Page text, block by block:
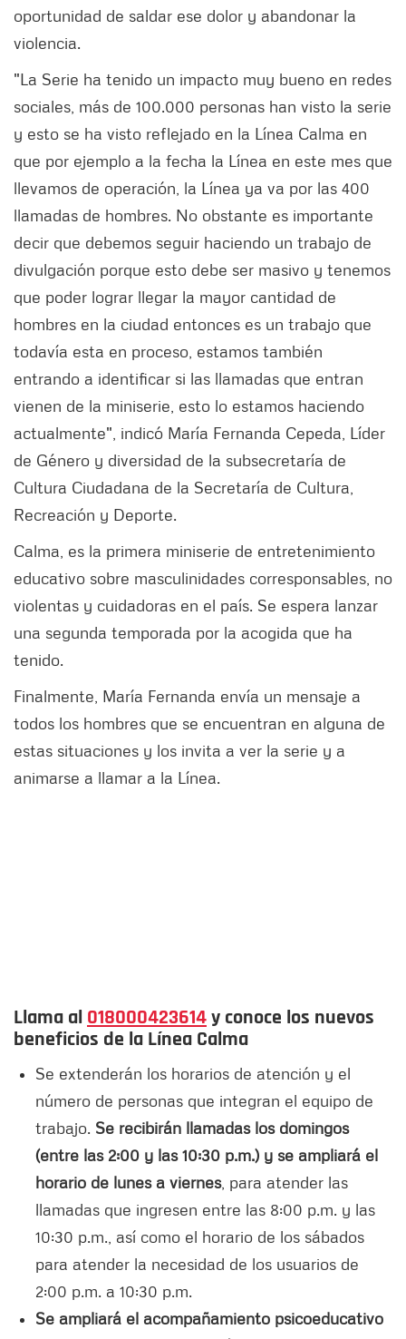
oportunidad de saldar ese dolor y abandonar la
violencia.
"La Serie ha tenido un impacto muy bueno en redes
sociales, más de 100.000 personas han visto la serie
y esto se ha visto reflejado en la Línea Calma en
que por ejemplo a la fecha la Línea en este mes que
llevamos de operación, la Línea ya va por las 400
llamadas de hombres. No obstante es importante
decir que debemos seguir haciendo un trabajo de
divulgación porque esto debe ser masivo y tenemos
que poder lograr llegar la mayor cantidad de
hombres en la ciudad entonces es un trabajo que
todavía esta en proceso, estamos también
entrando a identificar si las llamadas que entran
vienen de la miniserie, esto lo estamos haciendo
actualmente", indicó María Fernanda Cepeda, Líder
de Género y diversidad de la subsecretaría de
Cultura Ciudadana de la Secretaría de Cultura,
Recreación y Deporte.
Calma, es la primera miniserie de entretenimiento
educativo sobre masculinidades corresponsables, no
violentas y cuidadoras en el país. Se espera lanzar
una segunda temporada por la acogida que ha
tenido.
Finalmente, María Fernanda envía un mensaje a
todos los hombres que se encuentran en alguna de
estas situaciones y los invita a ver la serie y a
animarse a llamar a la Línea.
Llama al 018000423614y conoce los nuevos
beneficios de la Línea Calma
Se extenderán los horarios de atención y el
número de personas que integran el equipo de
trabajo. Se recibirán llamadas los domingos
(entre las 2:00 y las 10:30 p.m.) y se ampliará el
horario de lunes a viernes, para atender las
llamadas que ingresen entre las 8:00 p.m. y las
10:30 p.m., así como el horario de los sábados
para atender la necesidad de los usuarios de
2:00 p.m. a 10:30 p.m.
Se ampliará el acompañamiento psicoeducativo